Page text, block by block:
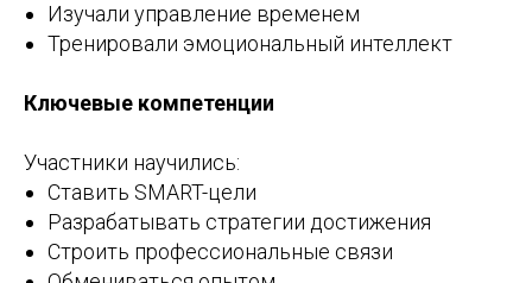
Изучали управление временем
Тренировали эмоциональный интеллект
Ключевые компетенции
Участники научились:
Ставить SMART-цели
Разрабатывать стратегии достижения
Строить профессиональные связи